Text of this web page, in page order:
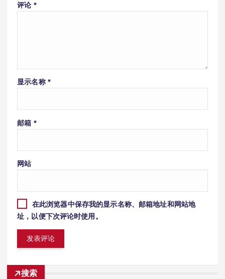
评论 *
显示名称 *
邮箱 *
网站
在此浏览器中保存我的显示名称、邮箱地址和网站地
址，以便下次评论时使用。
搜索